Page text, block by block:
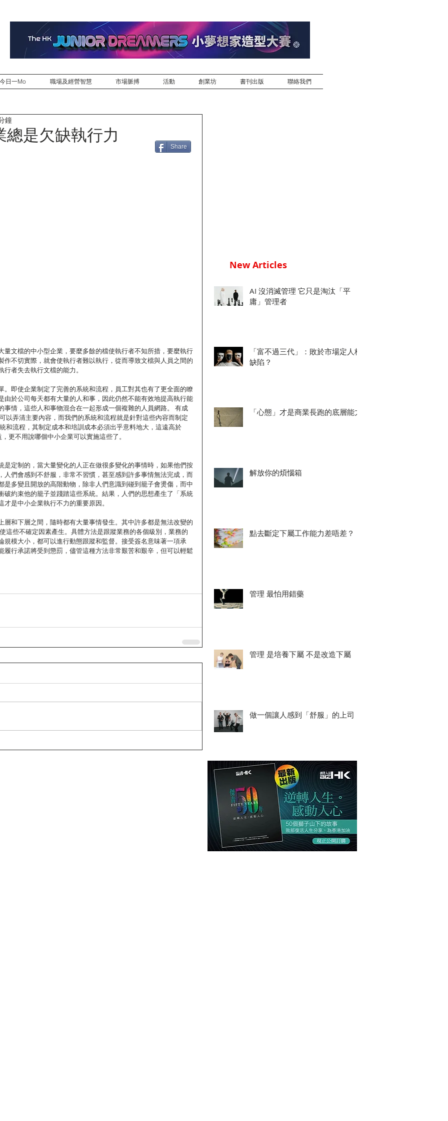
今日一Mo 職場及經營智慧 市場脈搏 活動 創業坊 書刊出版 聯絡我們
總是欠缺執行力
鐘
量文檔的中小型企業，要麼多餘的檔使執行者不知所措，要麼執行
作不切實際，就會使執行者難以執行，從而導致文檔與人員之間的
者失去執行文檔的能力。
。即使企業制定了完善的系統和流程，員工對其也有了更全面的瞭
由於公司每天都有大量的人和事，因此仍然不能有效地提高執行能
事情，這些人和事物混合在一起形成一個複雜的人員網路。 有成
以弄清主要內容，而我們的系統和流程就是針對這些內容而制定
和流程，其制定成本和培訓成本必須出乎意料地大，這遠高於
更不用說哪個中小企業可以實施這些了。
是定制的，當大量變化的人正在做很多變化的事情時，如果他們按
人們會感到不舒服，非常不習慣，甚至感到許多事情無法完成，而
是多變且開放的高階動物，除非人們意識到碰到籠子會燙傷，而中
破約束他的籠子並踐踏這些系統。結果，人們的思想產生了「系統
是中小企業執行不力的重要原因。
層和下層之間，隨時都有大量事情發生。其中許多都是無法改變的
這些不確定因素產生。具體方法是跟蹤業務的各個級別，業務的
規模大小，都可以進行動態跟蹤和監督。接受簽名意味著一項承
履行承諾將受到懲罰，儘管這種方法非常艱苦和艱辛，但可以輕鬆
Share
New Articles
AI 沒消滅管理 它只是淘汰「平
庸」管理者
「富不過三代」：敗於市場定人格
缺陷？
「心態」才是商業長跑的底層能力
解放你的煩惱箱
點去斷定下屬工作能力差唔差？
管理 最怕用錯藥
管理 是培養下屬 不是改造下屬
做一個讓人感到「舒服」的上司